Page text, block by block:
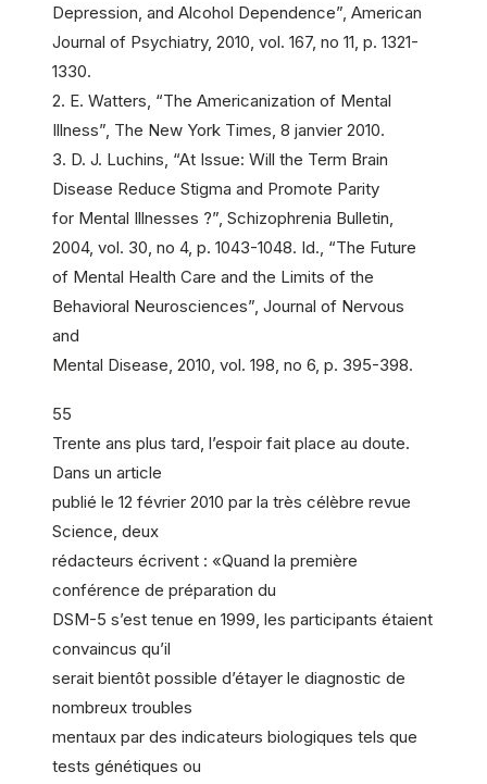
Depression, and Alcohol Dependence”, American
Journal of Psychiatry, 2010, vol. 167, no 11, p. 1321-
1330.
2. E. Watters, “The Americanization of Mental
Illness”, The New York Times, 8 janvier 2010.
3. D. J. Luchins, “At Issue: Will the Term Brain
Disease Reduce Stigma and Promote Parity
for Mental Illnesses ?”, Schizophrenia Bulletin,
2004, vol. 30, no 4, p. 1043-1048. Id., “The Future
of Mental Health Care and the Limits of the
Behavioral Neurosciences”, Journal of Nervous
and
Mental Disease, 2010, vol. 198, no 6, p. 395-398.
55
Trente ans plus tard, l’espoir fait place au doute.
Dans un article
publié le 12 février 2010 par la très célèbre revue
Science, deux
rédacteurs écrivent : «Quand la première
conférence de préparation du
DSM-5 s’est tenue en 1999, les participants étaient
convaincus qu’il
serait bientôt possible d’étayer le diagnostic de
nombreux troubles
mentaux par des indicateurs biologiques tels que
tests génétiques ou